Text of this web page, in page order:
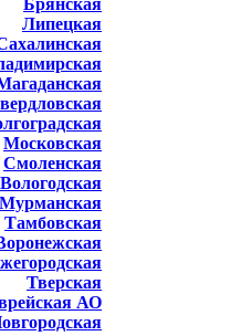
Брянская
Липецкая
Московская
Смоленская
Вологодская
Мурманская
Тамбовская
Тверская
АО